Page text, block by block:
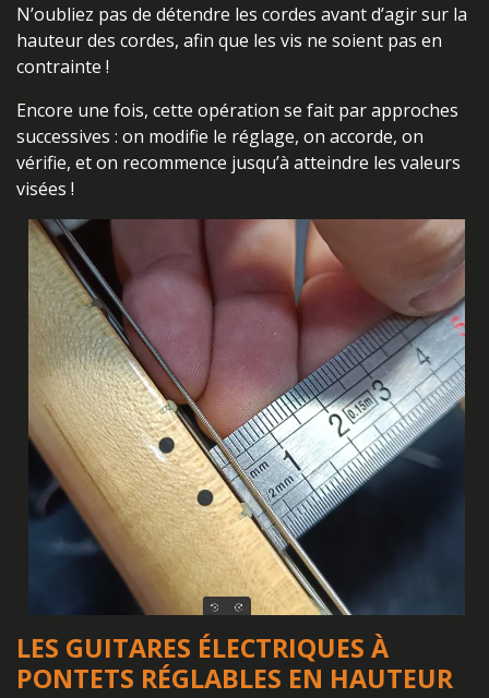
N’oubliez pas de détendre les cordes avant d’agir sur la
hauteur des cordes, afin que les vis ne soient pas en
contrainte !
Encore une fois, cette opération se fait par approches
successives : on modifie le réglage, on accorde, on
vérifie, et on recommence jusqu’à atteindre les valeurs
visées !
LES GUITARES ÉLECTRIQUES À
PONTETS RÉGLABLES EN HAUTEUR